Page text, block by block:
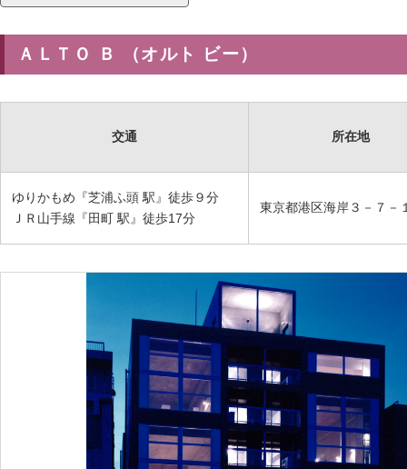
ＡＬＴＯ Ｂ （オルト ビー）
交通 所在地
ゆりかもめ『芝浦ふ頭 駅』徒歩９分
ＪＲ山手線『田町 駅』徒歩17分
東京都港区海岸３－７－